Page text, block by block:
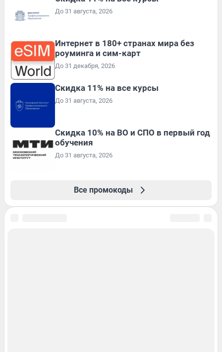
До 31 августа, 2026
Интернет в 180+ странах мира без
роуминга и сим-карт
До 31 декабря, 2026
Скидка 11% на все курсы
До 31 августа, 2026
Скидка 10% на ВО и СПО в первый год
обучения
До 31 августа, 2026
Все промокоды